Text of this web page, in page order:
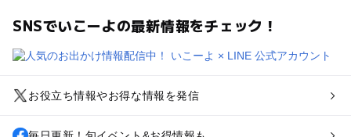
SNSでいこーよの最新情報をチェック！
お役立ち情報やお得な情報を発信